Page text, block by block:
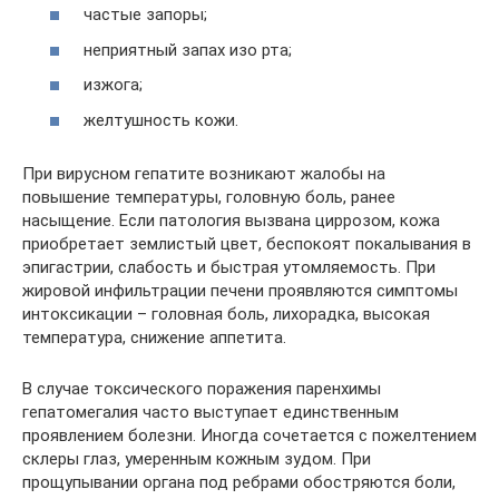
частые запоры;
неприятный запах изо рта;
изжога;
желтушность кожи.
При вирусном гепатите возникают жалобы на
повышение температуры, головную боль, ранее
насыщение. Если патология вызвана циррозом, кожа
приобретает землистый цвет, беспокоят покалывания в
эпигастрии, слабость и быстрая утомляемость. При
жировой инфильтрации печени проявляются симптомы
интоксикации – головная боль, лихорадка, высокая
температура, снижение аппетита.
В случае токсического поражения паренхимы
гепатомегалия часто выступает единственным
проявлением болезни. Иногда сочетается с пожелтением
склеры глаз, умеренным кожным зудом. При
прощупывании органа под ребрами обостряются боли,